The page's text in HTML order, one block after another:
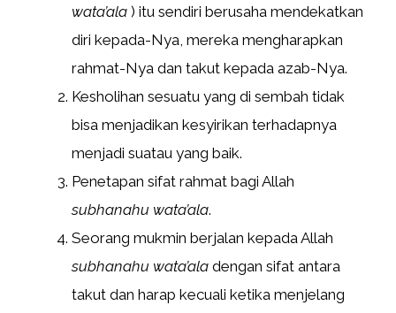
wata’ala ) itu sendiri berusaha mendekatkan
diri kepada-Nya, mereka mengharapkan
rahmat-Nya dan takut kepada azab-Nya.
Kesholihan sesuatu yang di sembah tidak
bisa menjadikan kesyirikan terhadapnya
menjadi suatau yang baik.
Penetapan sifat rahmat bagi Allah
subhanahu wata’ala.
Seorang mukmin berjalan kepada Allah
subhanahu wata’ala dengan sifat antara
takut dan harap kecuali ketika menjelang